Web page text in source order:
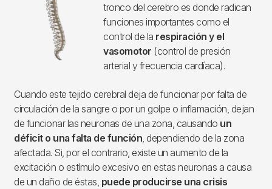
tronco del cerebro es donde radican
funciones importantes como el
control de la respiración y el
vasomotor (control de presión
arterial y frecuencia cardíaca).
Cuando este tejido cerebral deja de funcionar por falta de
circulación de la sangre o por un golpe o inflamación, dejan
de funcionar las neuronas de una zona, causando un
déficit o una falta de función , dependiendo de la zona
afectada. Si, por el contrario, existe un aumento de la
excitación o estímulo excesivo en estas neuronas a causa
de un daño de éstas, puede producirse una crisis